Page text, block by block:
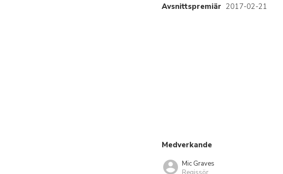
Avsnittspremiär 2017-02-21
Medverkande
Mic Graves